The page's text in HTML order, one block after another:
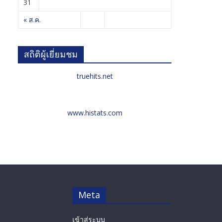
« ส.ค.
31
สถิติผู้เยี่ยมชม
truehits.net
www.histats.com
Meta
เข้าสู่ระบบ